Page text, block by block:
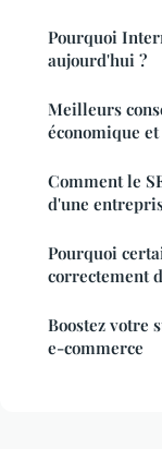
Pourquoi
aujourd'hui ?
Meilleurs
économique
Comment le
d'une
Pourquoi
correctement
Boostez votre
e-commerce